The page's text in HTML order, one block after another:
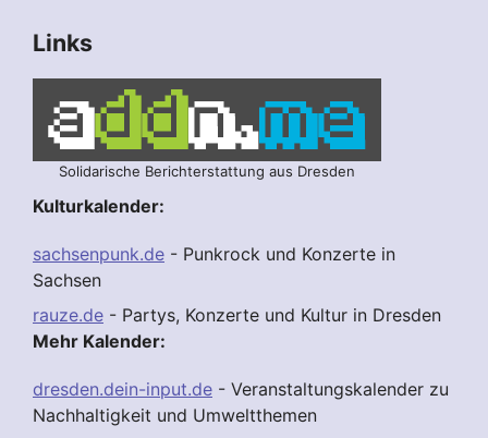
Links
Solidarische Berichterstattung aus Dresden
Kulturkalender:
sachsenpunk.de - Punkrock und Konzerte in
Sachsen
rauze.de - Partys, Konzerte und Kultur in Dresden
Mehr Kalender:
dresden.dein-input.de - Veranstaltungskalender zu
Nachhaltigkeit und Umweltthemen